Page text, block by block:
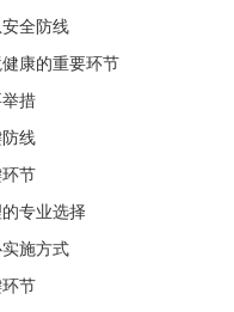
全防线
康的重要环节
措
线
节
专业选择
施方式
节